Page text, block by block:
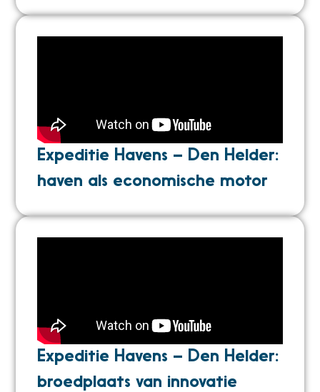
Expeditie Havens – Den Helder:
haven als economische motor
Expeditie Havens – Den Helder:
broedplaats van innovatie